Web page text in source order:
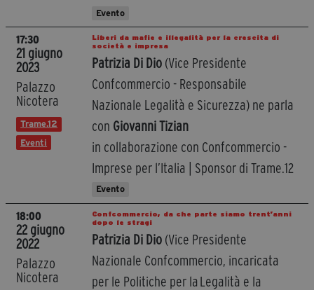
Evento
17:30
21 giugno
2023
Palazzo
Nicotera
Trame.12
Eventi
Liberi da mafie e illegalità per la crescita di
società e impresa
Patrizia Di Dio (Vice Presidente
Confcommercio - Responsabile
Nazionale Legalità e Sicurezza) ne parla
con Giovanni Tizian
in collaborazione con Confcommercio -
Imprese per l’Italia | Sponsor di Trame.12
Evento
18:00
22 giugno
2022
Palazzo
Nicotera
Confcommercio, da che parte siamo trent’anni
dopo le stragi
Patrizia Di Dio (Vice Presidente
Nazionale Confcommercio, incaricata
per le Politiche per la Legalità e la